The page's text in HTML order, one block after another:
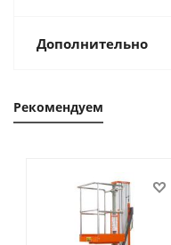
Дополнительно
Рекомендуем